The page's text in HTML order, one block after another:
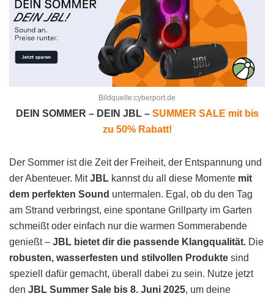
Bildquelle:cyberport.de
DEIN SOMMER – DEIN JBL – SUMMER SALE mit bis
zu 50% Rabatt!
Der Sommer ist die Zeit der Freiheit, der Entspannung und
der Abenteuer. MitJBL kannst du all diese Momente mit
dem perfekten Sound untermalen. Egal, ob du den Tag
am Strand verbringst, eine spontane Grillparty im Garten
schmeißt oder einfach nur die warmen Sommerabende
genießt – JBL bietet dir die passende Klangqualität. Die
robusten, wasserfesten und stilvollen Produkte sind
speziell dafür gemacht, überall dabei zu sein. Nutze jetzt
den JBL Summer Sale bis 8. Juni 2025, um deine